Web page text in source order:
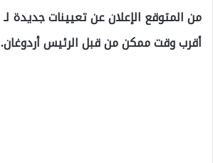
أقرب وقت ممكن من قبل الرئيس أردوغان.